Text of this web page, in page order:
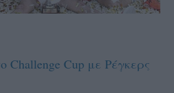
Challenge Cup με Ρέγκερς